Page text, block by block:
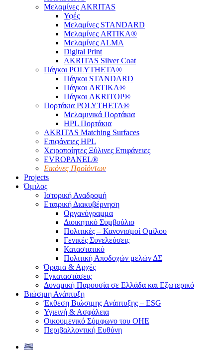
Μελαμίνες AKRITAS
Υφές
Μελαμίνες STANDARD
Μελαμίνες ARTIKA®
Μελαμίνες ΑLMA
Digital Print
AKRITAS Silver Coat
Πάγκοι POLYTHETA®
Πάγκοι STANDARD
Πάγκοι ARTIKA®
Πάγκοι AKRITOP®
Πορτάκια POLYTHETA®
Μελαμινικά Πορτάκια
HPL Πορτάκια
AKRITAS Matching Surfaces
Επιφάνειες HPL
Χειροποίητες Ξύλινες Επιφάνειες
EVROPANEL®
Εικόνες Προϊόντων
Projects
Όμιλος
Ιστορική Αναδρομή
Εταιρική Διακυβέρνηση
Οργανόγραμμα
Διοικητικό Συμβούλιο
Πολιτικές – Κανονισμοί Ομίλου
Γενικές Συνελεύσεις
Καταστατικό
Πολιτική Αποδοχών μελών ΔΣ
Όραμα & Αρχές
Εγκαταστάσεις
Δυναμική Παρουσία σε Ελλάδα και Εξωτερικό
Βιώσιμη Ανάπτυξη
Έκθεση Βιώσιμης Ανάπτυξης – ESG
Υγιεινή & Ασφάλεια
Οικουμενικό Σύμφωνο του ΟΗΕ
Περιβαλλοντική Ευθύνη